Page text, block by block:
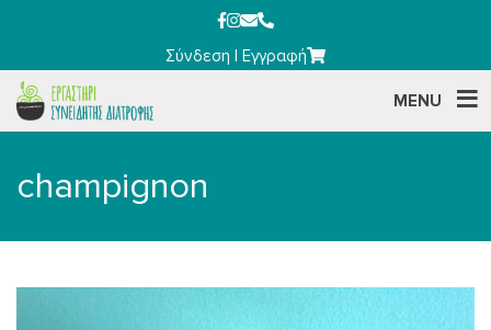
Σύνδεση |Εγγραφή
MENU
champignon